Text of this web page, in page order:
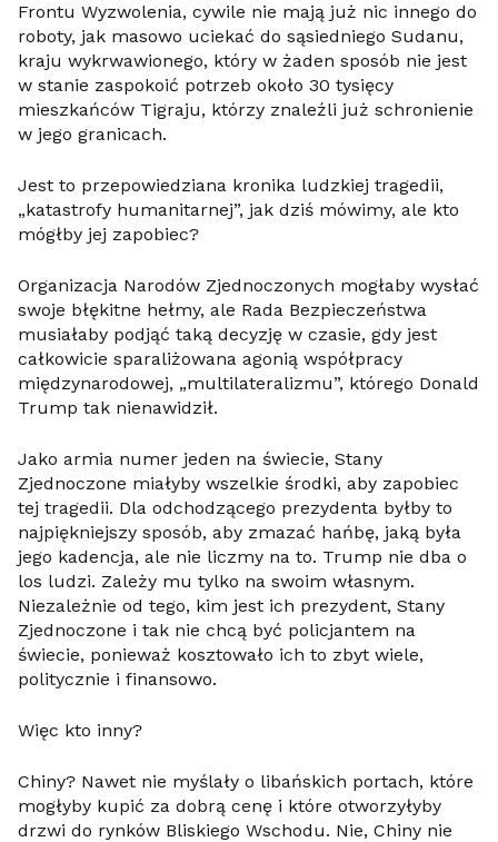
Frontu Wyzwolenia, cywile nie mają już nic innego do
roboty, jak masowo uciekać do sąsiedniego Sudanu,
kraju wykrwawionego, który w żaden sposób nie jest
w stanie zaspokoić potrzeb około 30 tysięcy
mieszkańców Tigraju, którzy znaleźli już schronienie
w jego granicach.
Jest to przepowiedziana kronika ludzkiej tragedii,
„katastrofy humanitarnej”, jak dziś mówimy, ale kto
mógłby jej zapobiec?
Organizacja Narodów Zjednoczonych mogłaby wysłać
swoje błękitne hełmy, ale Rada Bezpieczeństwa
musiałaby podjąć taką decyzję w czasie, gdy jest
całkowicie sparaliżowana agonią współpracy
międzynarodowej, „multilateralizmu”, którego Donald
Trump tak nienawidził.
Jako armia numer jeden na świecie, Stany
Zjednoczone miałyby wszelkie środki, aby zapobiec
tej tragedii. Dla odchodzącego prezydenta byłby to
najpiękniejszy sposób, aby zmazać hańbę, jaką była
jego kadencja, ale nie liczmy na to. Trump nie dba o
los ludzi. Zależy mu tylko na swoim własnym.
Niezależnie od tego, kim jest ich prezydent, Stany
Zjednoczone i tak nie chcą być policjantem na
świecie, ponieważ kosztowało ich to zbyt wiele,
politycznie i finansowo.
Więc kto inny?
Chiny? Nawet nie myślały o libańskich portach, które
mogłyby kupić za dobrą cenę i które otworzyłyby
drzwi do rynków Bliskiego Wschodu. Nie, Chiny nie